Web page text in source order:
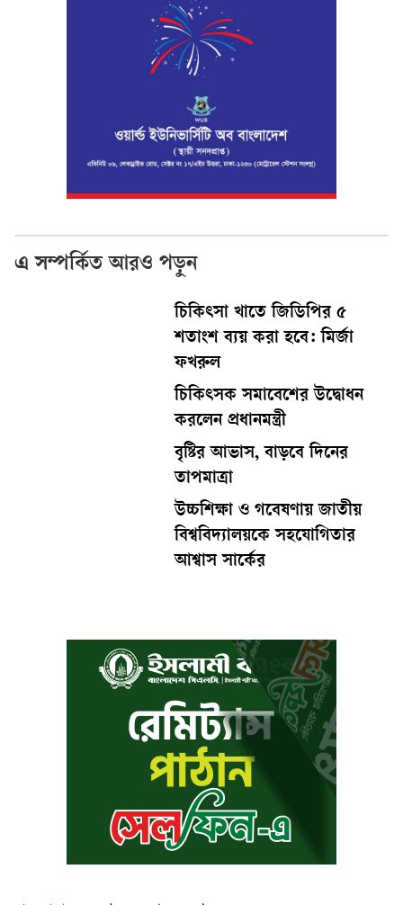
এ সম্পর্কিত আরও পড়ুন
চিকিৎসা খাতে জিডিপির ৫
শতাংশ ব্যয় করা হবে: মির্জা
ফখরুল
চিকিৎসক সমাবেশের উদ্বোধন
করলেন প্রধানমন্ত্রী
বৃষ্টির আভাস, বাড়বে দিনের
তাপমাত্রা
উচ্চশিক্ষা ও গবেষণায় জাতীয়
বিশ্ববিদ্যালয়কে সহযোগিতার
আশ্বাস সার্কের